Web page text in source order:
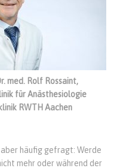
med. Rolf Rossaint,
für Anästhesiologie
RWTH Aachen
häufig gefragt: Werde
mehr oder während der